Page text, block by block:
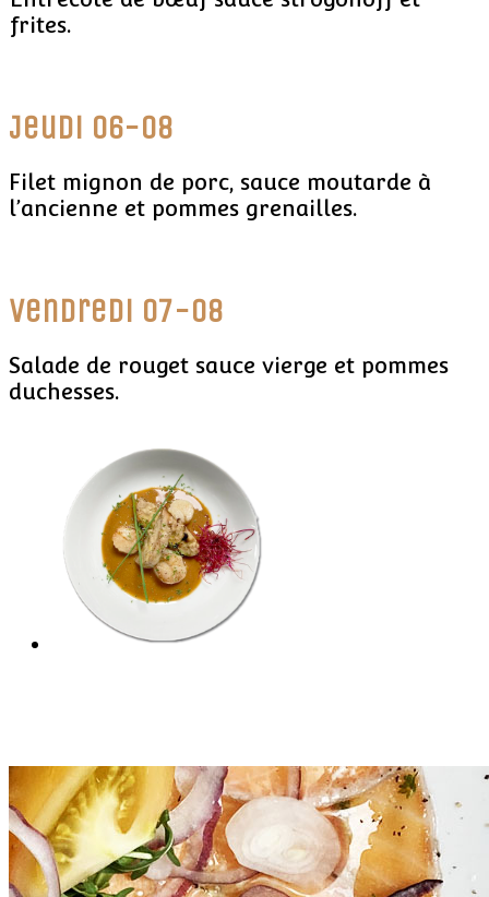
frites.
Jeudi 06-08
Filet mignon de porc, sauce moutarde à
l’ancienne et pommes grenailles.
Vendredi 07-08
Salade de rouget sauce vierge et pommes
duchesses.